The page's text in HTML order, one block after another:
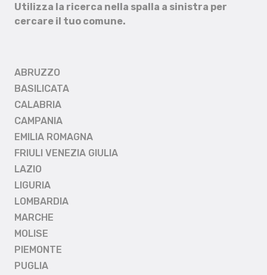
Utilizza la ricerca nella spalla a sinistra per
cercare il tuo comune.
ABRUZZO
BASILICATA
CALABRIA
CAMPANIA
EMILIA ROMAGNA
FRIULI VENEZIA GIULIA
LAZIO
LIGURIA
LOMBARDIA
MARCHE
MOLISE
PIEMONTE
PUGLIA